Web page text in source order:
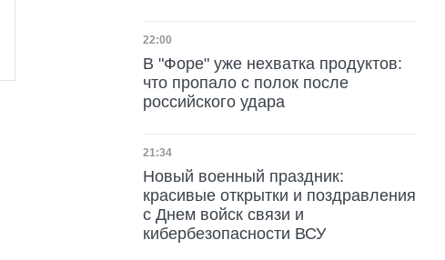
Дата публикации
22:00
В "Форе" уже нехватка продуктов:
что пропало с полок после
российского удара
Дата публикации
21:34
Новый военный праздник:
красивые открытки и поздравления
с Днем войск связи и
кибербезопасности ВСУ